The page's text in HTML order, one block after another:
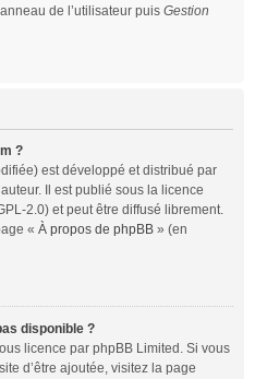
de l’utilisateur puis Gestion
?
est développé et distribué par
Il est publié sous la licence
2.0) et peut être diffusé librement.
« À propos de phpBB » (en
disponible ?
licence par phpBB Limited. Si vous
d’être ajoutée, visitez la page